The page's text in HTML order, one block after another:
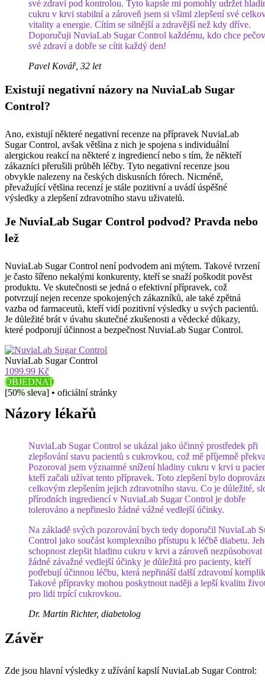
své zdraví pod kontrolou. Tyto kapsle mi pomohly udržet
cukru v krvi stabilní a zároveň jsem si všiml zlepšení své
vitality a energie. Cítím se silnější a zdravější než kdy dříve.
Doporučuji NuviaLab Sugar Control každému, kdo chce
své zdraví a dobře se cítit každý den!
Pavel Kovář, 32 let
Existují negativní názory na NuviaLab Sugar
Control?
Ano, existují některé negativní recenze na přípravek NuviaLab
Sugar Control, avšak většina z nich je spojena s individuální
alergickou reakcí na některé z ingrediencí nebo s tím, že někteří
zákazníci přerušili průběh léčby. Tyto negativní recenze jsou
obvykle nalezeny na českých diskusních fórech. Nicméně,
převažující většina recenzí je stále pozitivní a uvádí úspěšné
výsledky a zlepšení zdravotního stavu uživatelů.
Je NuviaLab Sugar Control podvod? Pravda nebo
lež
NuviaLab Sugar Control není podvodem ani mýtem. Takové tvrzení
je často šířeno nekalými konkurenty, kteří se snaží poškodit pověst
produktu. Ve skutečnosti se jedná o efektivní přípravek, což
potvrzují nejen recenze spokojených zákazníků, ale také zpětná
vazba od farmaceutů, kteří vidí pozitivní výsledky u svých pacientů.
Je důležité brát v úvahu skutečné zkušenosti a vědecké důkazy,
které podporují účinnost a bezpečnost NuviaLab Sugar Control.
NuviaLab Sugar Control
1099.99 Kč
OBJEDNAT
[50% sleva] • oficiální stránky
Názory lékařů
NuviaLab Sugar Control se ukázal jako účinný prostředek při
zlepšování stavu pacientů s cukrovkou, což mě příjemně
Pozoroval jsem významné snížení hladiny cukru v krvi u
kteří začali užívat tento přípravek. Toto zlepšení bylo
celkovým zlepšením jejich zdravotního stavu. Co je důležité,
přírodních ingrediencí v NuviaLab Sugar Control je dobře
tolerováno a nepřineslo žádné vážné vedlejší účinky.
Na základě svých pozorování bych tedy doporučil NuviaLab
Control jako součást komplexního přístupu k léčbě diabetu.
schopnost zlepšit hladinu cukru v krvi a zároveň nezpůsobovat
žádné závažné vedlejší účinky je důležitá pro pacienty, kteří
potřebují účinnou léčbu, která nepřináší další zdravotní
Takové přípravky mohou poskytnout naději a lepší kvalitu
pro lidi trpící cukrovkou.
Dr. Martin Richter, diabetolog
Závěr
Zde jsou hlavní výsledky z užívání kapslí NuviaLab Sugar Control: